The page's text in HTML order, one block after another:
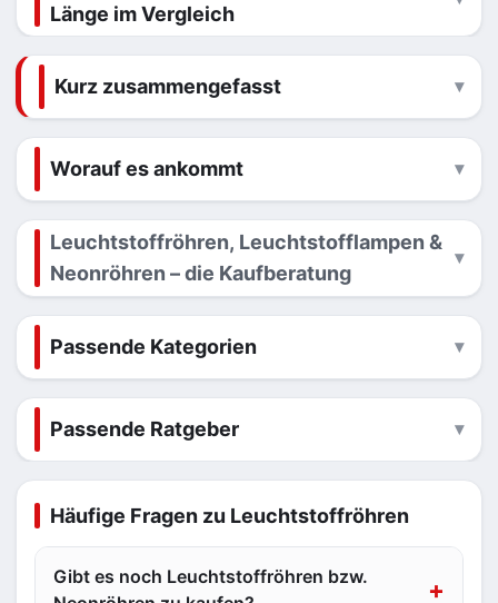
Länge im Vergleich
Kurz zusammengefasst
Worauf es ankommt
Leuchtstoffröhren, Leuchtstofflampen &
Neonröhren – die Kaufberatung
Passende Kategorien
Passende Ratgeber
Häufige Fragen zu Leuchtstoffröhren
Gibt es noch Leuchtstoffröhren bzw.